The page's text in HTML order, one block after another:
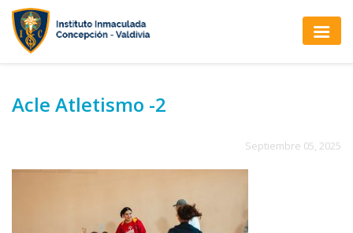
Acle Atletismo -2
Septiembre 05, 2025